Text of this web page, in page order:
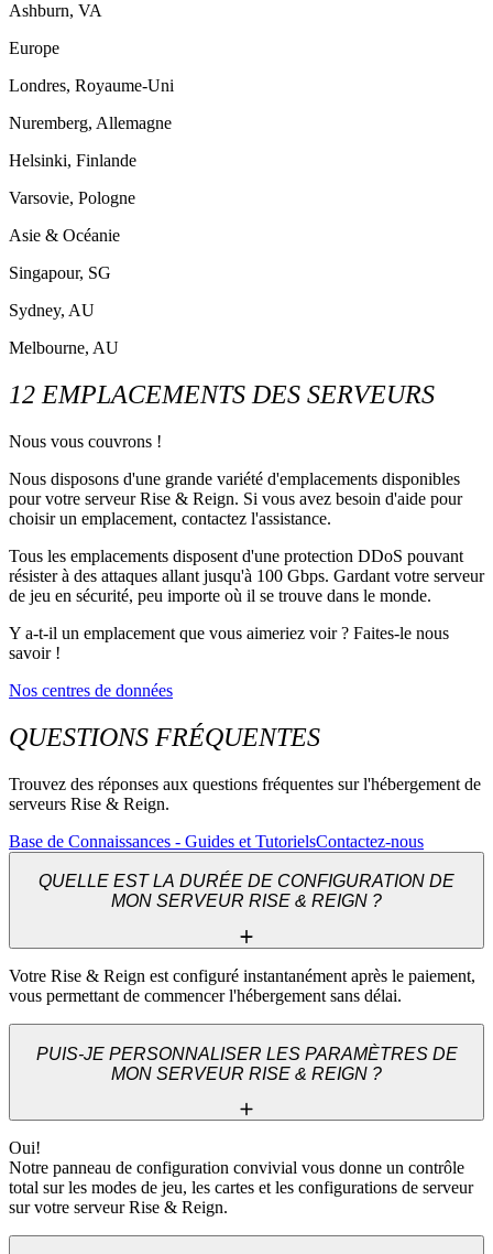
Ashburn, VA
Europe
Londres, Royaume-Uni
Nuremberg, Allemagne
Helsinki, Finlande
Varsovie, Pologne
Asie & Océanie
Singapour, SG
Sydney, AU
Melbourne, AU
12 EMPLACEMENTS DES SERVEURS
Nous vous couvrons !
Nous disposons d'une grande variété d'emplacements disponibles
pour votre serveur Rise & Reign. Si vous avez besoin d'aide pour
choisir un emplacement, contactez l'assistance.
Tous les emplacements disposent d'une protection DDoS pouvant
résister à des attaques allant jusqu'à 100 Gbps. Gardant votre serveur
de jeu en sécurité, peu importe où il se trouve dans le monde.
Y a-t-il un emplacement que vous aimeriez voir ? Faites-le nous
savoir !
Nos centres de données
QUESTIONS FRÉQUENTES
Trouvez des réponses aux questions fréquentes sur l'hébergement de
serveurs Rise & Reign.
Base de Connaissances - Guides et TutorielsContactez-nous
QUELLE EST LA DURÉE DE CONFIGURATION DE
MON SERVEUR RISE & REIGN ?
Votre Rise & Reign est configuré instantanément après le paiement,
vous permettant de commencer l'hébergement sans délai.
PUIS-JE PERSONNALISER LES PARAMÈTRES DE
MON SERVEUR RISE & REIGN ?
Oui!
Notre panneau de configuration convivial vous donne un contrôle
total sur les modes de jeu, les cartes et les configurations de serveur
sur votre serveur Rise & Reign.